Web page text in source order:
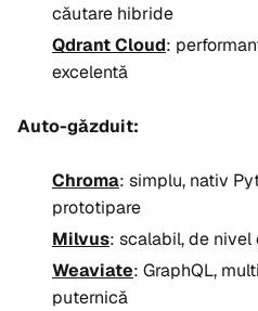
căutare hibride
Qdrant Cloud:
excelentă
Auto-găzduit:
Chroma: simplu, nativ
prototipare
Milvus: scalabil, de nivel
Weaviate: GraphQL,
puternică